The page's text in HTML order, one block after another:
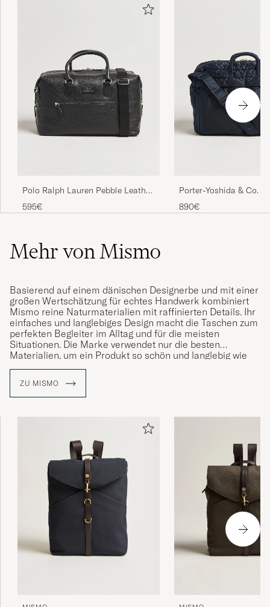
Polo Ralph Lauren Pebble Leather
Duffle Bag Svart
595€
Porter-Yoshida & Co.
Duffle Bag Navy
890€
Mehr von Mismo
Basierend auf einem dänischen Designerbe und mit einer
großen Wertschätzung für echtes Handwerk kombiniert
Mismo reine Naturmaterialien mit raffinierten Details. Ihr
einfaches und langlebiges Design macht die Taschen zum
perfekten Begleiter im Alltag und für die meisten
Situationen. Die Marke verwendet nur die besten
Materialien, um ein Produkt so schön und langlebig wie
möglich zu machen und damit es schließlich eine schöne
ZU MISMO